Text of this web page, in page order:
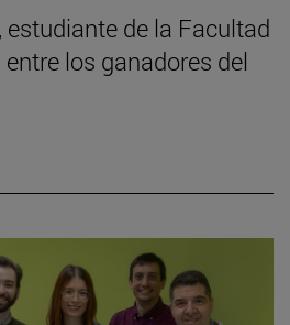
de la Facultad
los ganadores del